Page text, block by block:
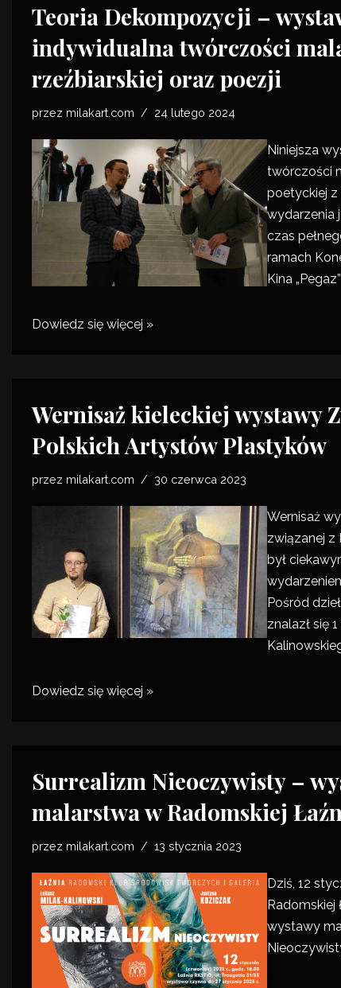
Teoria Dekompozycji –
indywidualna twórczości
rzeźbiarskiej oraz poezji
przez milakart.com 24 lutego 2024
Niniejsza
twórczości
poetyckiej z
wydarzenia
czas
ramach
Kina
Dowiedz się więcej »
Wernisaż kieleckiej wystawy
Polskich Artystów Plastyków
przez milakart.com 30 czerwca 2023
Wernisaż
związanej z
był
Pośród
znalazł się
Dowiedz się więcej »
Surrealizm Nieoczywisty –
malarstwa w Radomskiej
przez milakart.com 13 stycznia 2023
Dziś, 12
Radomskiej
wystawy